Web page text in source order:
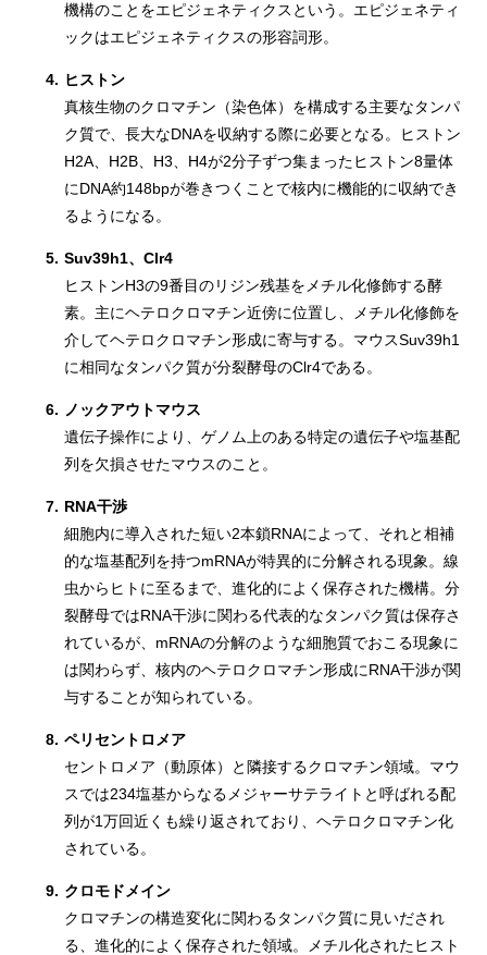
機構のことをエピジェネティクスという。エピジェネティ
ックはエピジェネティクスの形容詞形。
4. ヒストン
真核生物のクロマチン（染色体）を構成する主要なタンパ
ク質で、長大なDNAを収納する際に必要となる。ヒストン
H2A、H2B、H3、H4が2分子ずつ集まったヒストン8量体
にDNA約148bpが巻きつくことで核内に機能的に収納でき
るようになる。
5. Suv39h1、Clr4
ヒストンH3の9番目のリジン残基をメチル化修飾する酵
素。主にヘテロクロマチン近傍に位置し、メチル化修飾を
介してヘテロクロマチン形成に寄与する。マウスSuv39h1
に相同なタンパク質が分裂酵母のClr4である。
6. ノックアウトマウス
遺伝子操作により、ゲノム上のある特定の遺伝子や塩基配
列を欠損させたマウスのこと。
7. RNA干渉
細胞内に導入された短い2本鎖RNAによって、それと相補
的な塩基配列を持つmRNAが特異的に分解される現象。線
虫からヒトに至るまで、進化的によく保存された機構。分
裂酵母ではRNA干渉に関わる代表的なタンパク質は保存さ
れているが、mRNAの分解のような細胞質でおこる現象に
は関わらず、核内のヘテロクロマチン形成にRNA干渉が関
与することが知られている。
8. ペリセントロメア
セントロメア（動原体）と隣接するクロマチン領域。マウ
スでは234塩基からなるメジャーサテライトと呼ばれる配
列が1万回近くも繰り返されており、ヘテロクロマチン化
されている。
9. クロモドメイン
クロマチンの構造変化に関わるタンパク質に見いだされ
る、進化的によく保存された領域。メチル化されたヒスト